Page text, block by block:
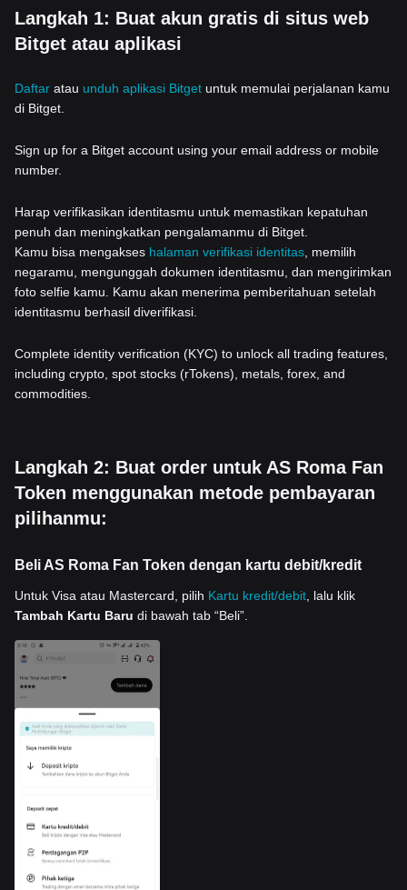
Langkah 1: Buat akun gratis di situs web
Bitget atau aplikasi
Daftar atau unduh aplikasi Bitget untuk memulai perjalanan kamu
di Bitget.
Sign up for a Bitget account using your email address or mobile
number.
Harap verifikasikan identitasmu untuk memastikan kepatuhan
penuh dan meningkatkan pengalamanmu di Bitget.
Kamu bisa mengakses halaman verifikasi identitas , memilih
negaramu, mengunggah dokumen identitasmu, dan mengirimkan
foto selfie kamu. Kamu akan menerima pemberitahuan setelah
identitasmu berhasil diverifikasi.
Complete identity verification (KYC) to unlock all trading features,
including crypto, spot stocks (rTokens), metals, forex, and
commodities.
Langkah 2: Buat order untuk AS Roma Fan
Token menggunakan metode pembayaran
pilihanmu:
Beli AS Roma Fan Token dengan kartu debit/kredit
Untuk Visa atau Mastercard, pilih Kartu kredit/debit , lalu klik
Tambah Kartu Baru di bawah tab “Beli”.